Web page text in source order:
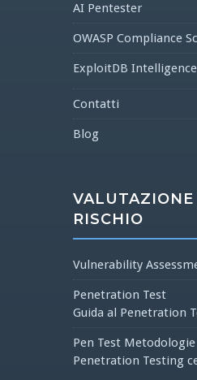
AI Pentester
OWASP Compliance
ExploitDB Intelligence
Contatti
Blog
VALUTAZIONE
RISCHIO
Vulnerability
Penetration Test
Guida al Penetration
Pen Test Metodologie
Penetration Testing